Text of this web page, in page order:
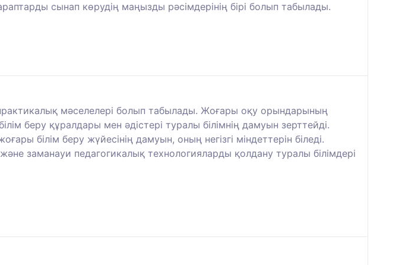
сынап көрудің маңызды рәсімдерінің бірі болып табылады.
мәселелері болып табылады. Жоғары оқу орындарының
беру құралдары мен әдістері туралы білімнің дамуын зерттейді.
білім беру жүйесінің дамуын, оның негізгі міндеттерін біледі.
заманауи педагогикалық технологияларды қолдану туралы білімдері